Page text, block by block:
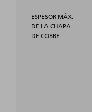
ESPESOR MÁX.
DE LA CHAPA
DE COBRE